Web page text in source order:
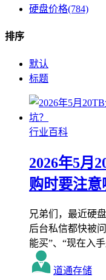
硬盘价格(784)
排序
默认
标题
行业百科
2026年5月
购时要注意
兄弟们，最近硬
后台私信都快被
能买”、“现在入
道通存储